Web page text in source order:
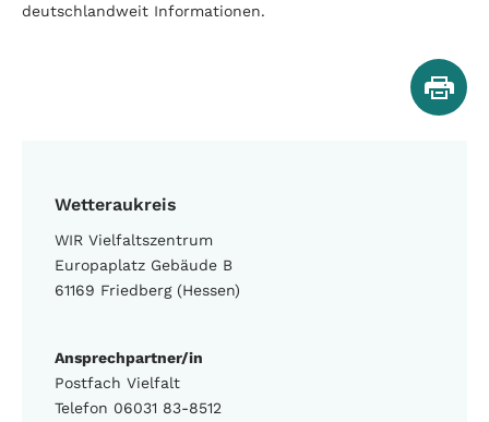
Wetteraukreis
WIR Vielfaltszentrum
Europaplatz Gebäude B
61169 Friedberg (Hessen)
Ansprechpartner/in
Postfach Vielfalt
Telefon 06031 83-8512
deutschlandweit Informationen.